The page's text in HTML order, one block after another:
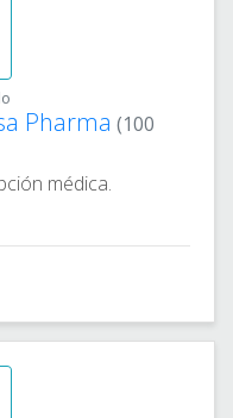
Pharma (100
médica.